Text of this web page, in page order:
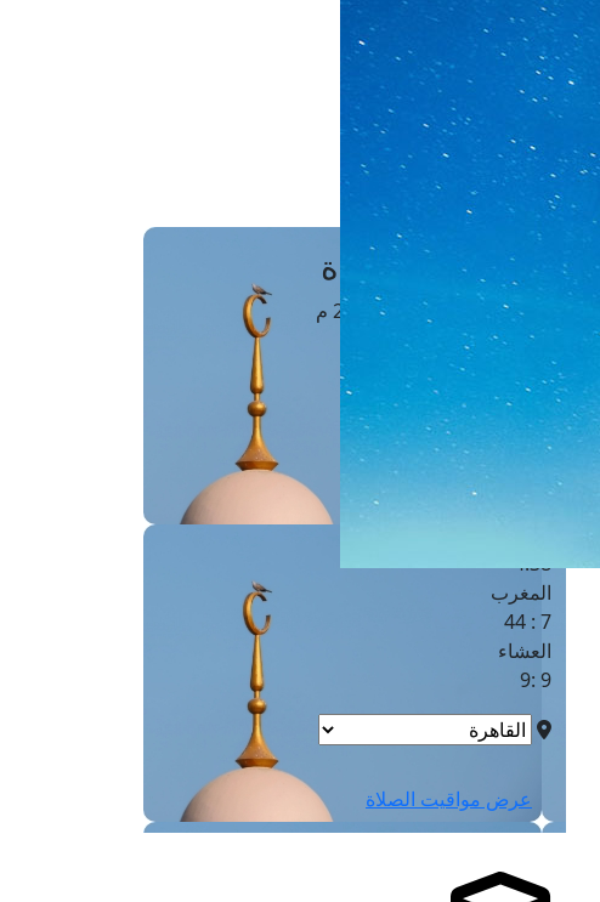
حجز موعد
الفتوى الهاتفية
مَواقِيتُ الصَّـــلاة
القاهرة · 07 أغسطس 2026 م
4 :41
الشروق
6 :17
4:38
المغرب
7 : 44
العشاء
9 :9
عرض مواقيت الصلاة